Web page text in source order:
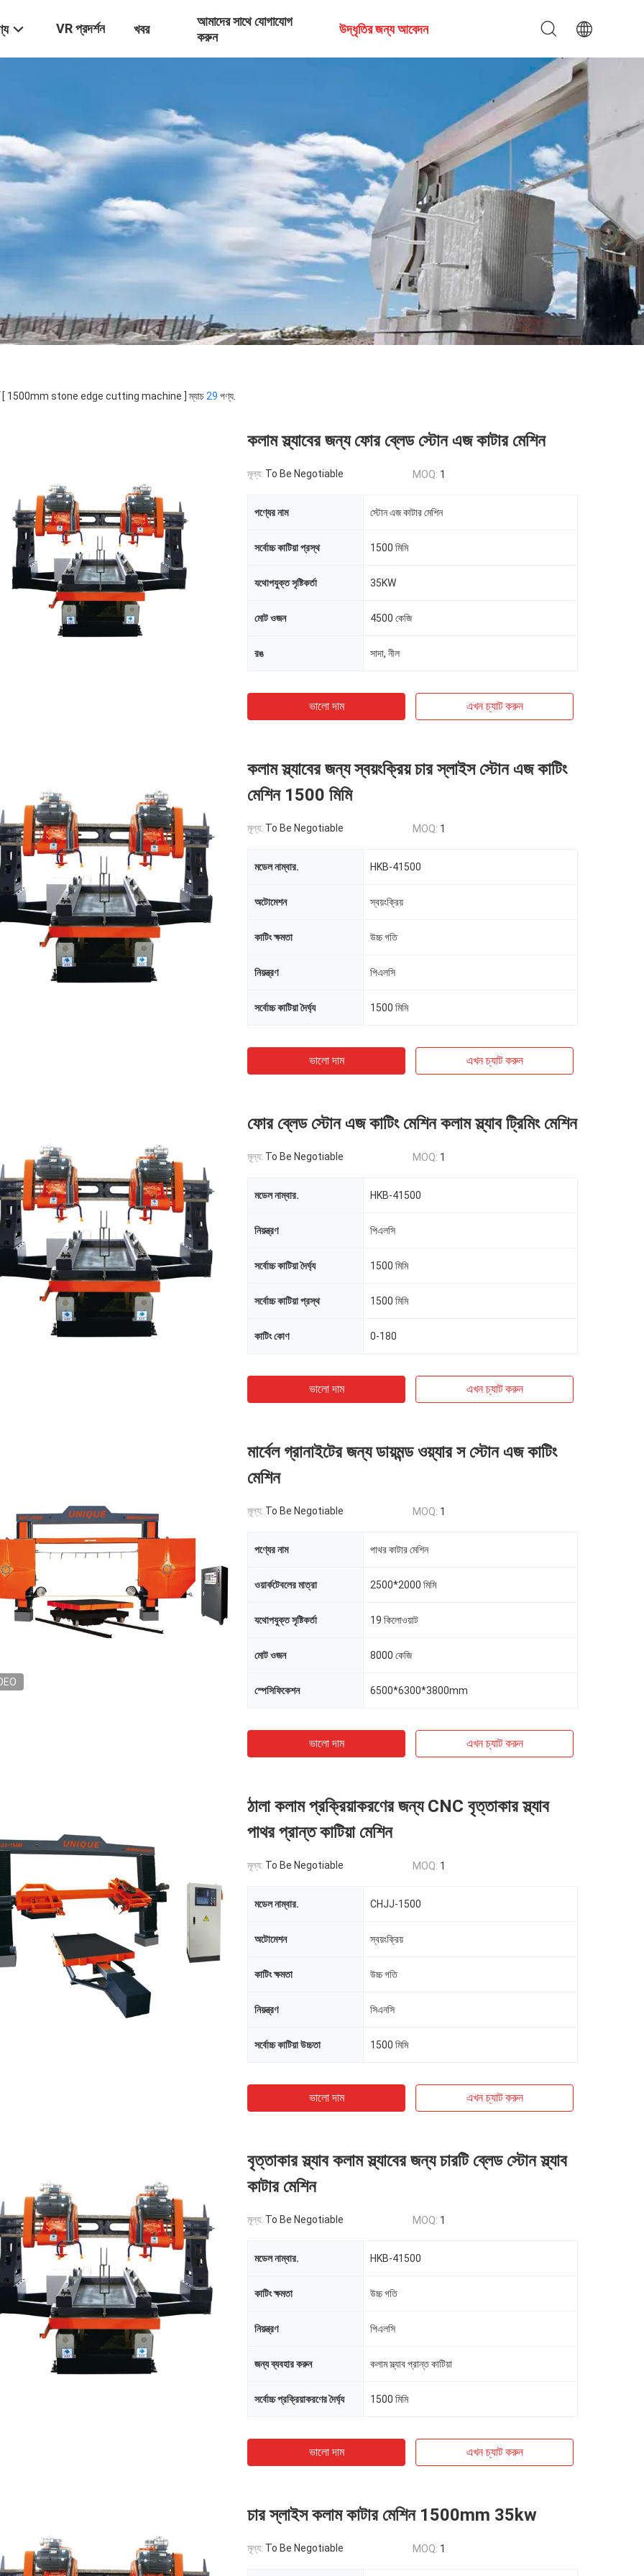
VR প্রদর্শন খবর
আমাদের সাথে যোগাযোগ
করুন
উদ্ধৃতির জন্য আবেদন
[ 1500mm stone edge cutting machine ] ম্যাচ 29 পণ্য.
কলাম স্ল্যাবের জন্য ফোর ব্লেড স্টোন এজ কাটার মেশিন
মূল্য: To Be Negotiable MOQ: 1
পণ্যের নাম স্টোন এজ কাটার মেশিন
সর্বোচ্চ কাটিয়া প্রস্থ 1500 মিমি
যথোপযুক্ত সৃষ্টিকর্তা 35KW
মোট ওজন 4500 কেজি
রঙ সাদা, নীল
ভালো দাম এখন চ্যাট করুন
কলাম স্ল্যাবের জন্য স্বয়ংক্রিয় চার স্লাইস স্টোন এজ কাটিং
মেশিন 1500 মিমি
মূল্য: To Be Negotiable MOQ: 1
মডেল নাম্বার. HKB-41500
অটোমেশন স্বয়ংক্রিয়
কাটিং ক্ষমতা উচ্চ গতি
নিয়ন্ত্রণ পিএলসি
সর্বোচ্চ কাটিয়া দৈর্ঘ্য 1500 মিমি
ভালো দাম এখন চ্যাট করুন
ফোর ব্লেড স্টোন এজ কাটিং মেশিন কলাম স্ল্যাব ট্রিমিং মেশিন
মূল্য: To Be Negotiable MOQ: 1
মডেল নাম্বার. HKB-41500
নিয়ন্ত্রণ পিএলসি
সর্বোচ্চ কাটিয়া দৈর্ঘ্য 1500 মিমি
সর্বোচ্চ কাটিয়া প্রস্থ 1500 মিমি
কাটিং কোণ 0-180
ভালো দাম এখন চ্যাট করুন
মার্বেল গ্রানাইটের জন্য ডায়মন্ড ওয়্যার স স্টোন এজ কাটিং
মেশিন
মূল্য: To Be Negotiable MOQ: 1
পণ্যের নাম পাথর কাটার মেশিন
ওয়ার্কটেবলের মাত্রা 2500*2000 মিমি
যথোপযুক্ত সৃষ্টিকর্তা 19 কিলোওয়াট
মোট ওজন 8000 কেজি
স্পেসিফিকেশন 6500*6300*3800mm
ভালো দাম এখন চ্যাট করুন
ঠালা কলাম প্রক্রিয়াকরণের জন্য CNC বৃত্তাকার স্ল্যাব
পাথর প্রান্ত কাটিয়া মেশিন
মূল্য: To Be Negotiable MOQ: 1
মডেল নাম্বার. CHJJ-1500
অটোমেশন স্বয়ংক্রিয়
কাটিং ক্ষমতা উচ্চ গতি
নিয়ন্ত্রণ সিএনসি
সর্বোচ্চ কাটিয়া উচ্চতা 1500 মিমি
ভালো দাম এখন চ্যাট করুন
বৃত্তাকার স্ল্যাব কলাম স্ল্যাবের জন্য চারটি ব্লেড স্টোন স্ল্যাব
কাটার মেশিন
মূল্য: To Be Negotiable MOQ: 1
মডেল নাম্বার. HKB-41500
কাটিং ক্ষমতা উচ্চ গতি
নিয়ন্ত্রণ পিএলসি
জন্য ব্যবহার করুন কলাম স্ল্যাব প্রান্ত কাটিয়া
সর্বোচ্চ প্রক্রিয়াকরণের দৈর্ঘ্য 1500 মিমি
ভালো দাম এখন চ্যাট করুন
চার স্লাইস কলাম কাটার মেশিন 1500mm 35kw
মূল্য: To Be Negotiable MOQ: 1